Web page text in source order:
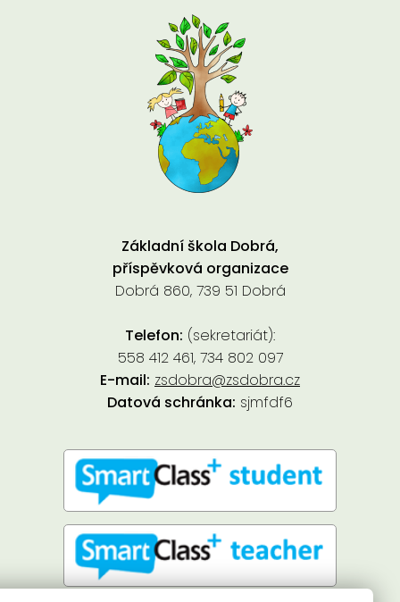
Základní škola Dobrá,
příspěvková organizace
Dobrá 860, 739 51 Dobrá
Telefon: (sekretariát):
558 412 461, 734 802 097
E-mail: zsdobra@zsdobra.cz
Datová schránka: sjmfdf6